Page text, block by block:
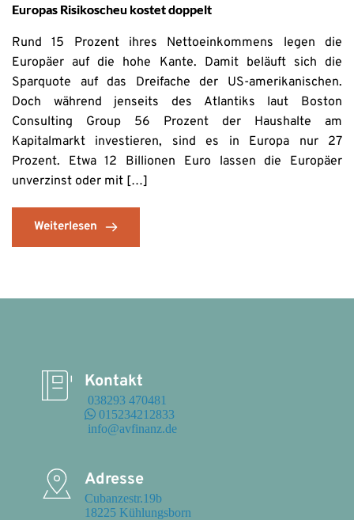
Europas Risikoscheu kostet doppelt
Rund 15 Prozent ihres Nettoeinkommens legen die
Europäer auf die hohe Kante. Damit beläuft sich die
Sparquote auf das Dreifache der US-amerikanischen.
Doch während jenseits des Atlantiks laut Boston
Consulting Group 56 Prozent der Haushalte am
Kapitalmarkt investieren, sind es in Europa nur 27
Prozent. Etwa 12 Billionen Euro lassen die Europäer
unverzinst oder mit […]
Weiterlesen
Kontakt
038293 470481
015234212833
info@avfinanz.de
Adresse
Cubanzestr.19b
18225 Kühlungsborn